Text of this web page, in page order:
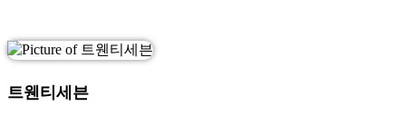
트웬티세븐